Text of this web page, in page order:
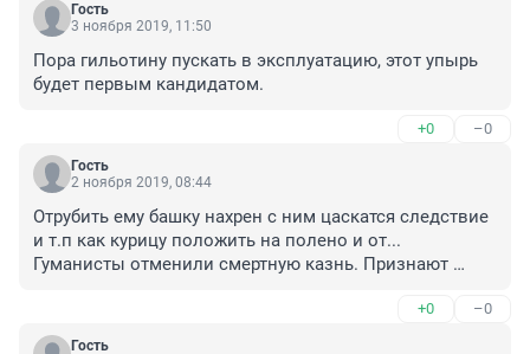
Гость
3 ноября 2019, 11:50
Пора гильотину пускать в эксплуатацию, этот упырь
будет первым кандидатом.
+0 –0
Гость
2 ноября 2019, 08:44
Отрубить ему башку нахрен с ним цаскатся следствие
и т.п как курицу положить на полено и от...
Гуманисты отменили смертную казнь. Признают
выйдет . не какого правосудия. А ребёнка уже не
вернуть
+0 –0
Гость